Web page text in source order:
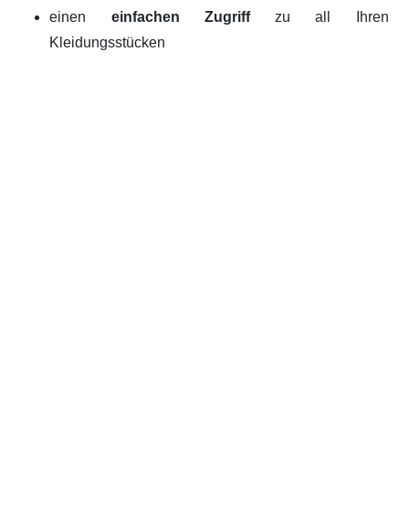
einen einfachen Zugriffzu all Ihren
Kleidungsstücken